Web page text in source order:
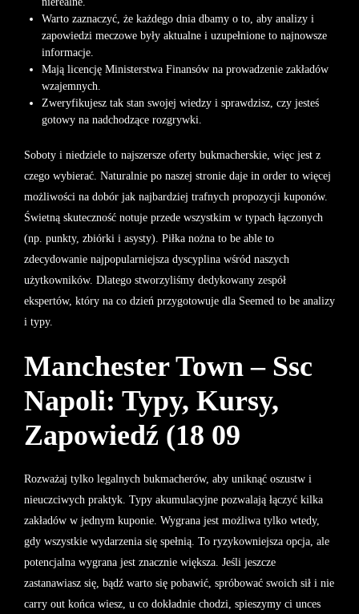
Warto zaznaczyć, że każdego dnia dbamy o to, aby analizy i
zapowiedzi meczowe były aktualne i uzupełnione to najnowsze
informacje.
Mają licencję Ministerstwa Finansów na prowadzenie zakładów
wzajemnych.
Zweryfikujesz tak stan swojej wiedzy i sprawdzisz, czy jesteś
gotowy na nadchodzące rozgrywki.
Soboty i niedziele to najszersze oferty bukmacherskie, więc jest z
czego wybierać. Naturalnie po naszej stronie daje in order to więcej
możliwości na dobór jak najbardziej trafnych propozycji kuponów.
Świetną skuteczność notuje przede wszystkim w typach łączonych
(np. punkty, zbiórki i asysty). Piłka nożna to be able to
zdecydowanie najpopularniejsza dyscyplina wśród naszych
użytkowników. Dlatego stworzyliśmy dedykowany zespół
ekspertów, który na co dzień przygotowuje dla Seemed to be analizy
i typy.
Manchester Town – Ssc
Napoli: Typy, Kursy,
Zapowiedź (18 09
Rozważaj tylko legalnych bukmacherów, aby uniknąć oszustw i
nieuczciwych praktyk. Typy akumulacyjne pozwalają łączyć kilka
zakładów w jednym kuponie. Wygrana jest możliwa tylko wtedy,
gdy wszystkie wydarzenia się spełnią. To ryzykowniejsza opcja, ale
potencjalna wygrana jest znacznie większa. Jeśli jeszcze
zastanawiasz się, bądź warto się pobawić, spróbować swoich sił i nie
carry out końca wiesz, u co dokładnie chodzi, spieszymy ci unces